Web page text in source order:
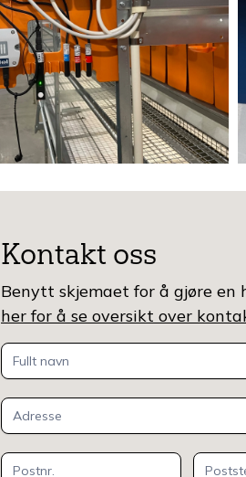
Kontakt oss
Benytt skjemaet for å gjøre
her for å se oversikt over
Kontakt
oss